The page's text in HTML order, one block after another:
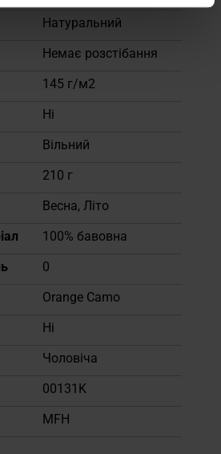
Натуральний
Немає розстібання
145 г/м2
Ні
Вільний
210 г
Весна, Літо
100% бавовна
0
Orange Camo
Ні
Чоловіча
00131K
MFH